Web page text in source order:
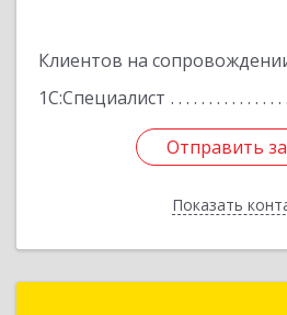
Клиентов на
1С:Специалист
Отправить
Показать
Отправить
Назад